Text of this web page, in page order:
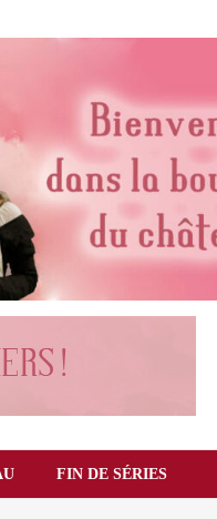
FIN DE SÉRIES